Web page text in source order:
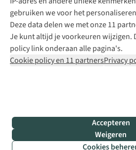
gebruiken we voor het
Deze data delen we met onze 11
Je kunt altijd je voorkeuren wijzigen.
policy link onderaan alle pagina's.
Cookie policy en 11 partnersPrivacy
Accepteren
Weigeren
Cookies